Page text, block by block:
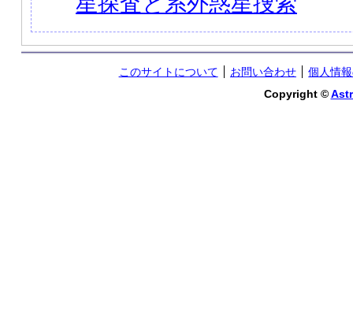
このサイトについて お問い合わせ
個人情
Copyright ©